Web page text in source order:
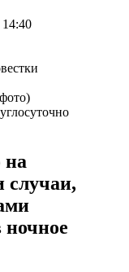
на
случаи,